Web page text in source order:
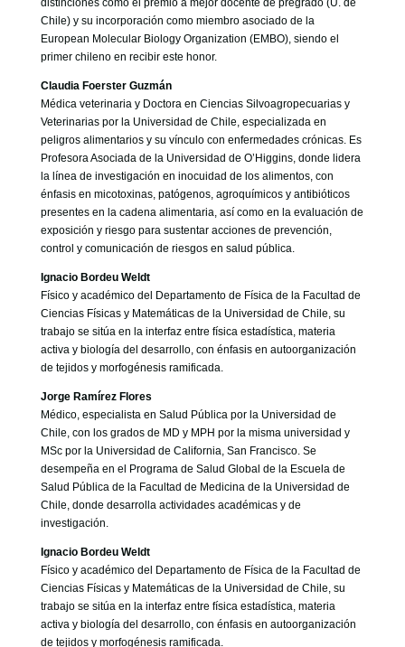
distinciones como el premio a mejor docente de pregrado (U. de
Chile) y su incorporación como miembro asociado de la
European Molecular Biology Organization (EMBO), siendo el
primer chileno en recibir este honor.
Claudia Foerster Guzmán
Médica veterinaria y Doctora en Ciencias Silvoagropecuarias y
Veterinarias por la Universidad de Chile, especializada en
peligros alimentarios y su vínculo con enfermedades crónicas. Es
Profesora Asociada de la Universidad de O’Higgins, donde lidera
la línea de investigación en inocuidad de los alimentos, con
énfasis en micotoxinas, patógenos, agroquímicos y antibióticos
presentes en la cadena alimentaria, así como en la evaluación de
exposición y riesgo para sustentar acciones de prevención,
control y comunicación de riesgos en salud pública.
Ignacio Bordeu Weldt
Físico y académico del Departamento de Física de la Facultad de
Ciencias Físicas y Matemáticas de la Universidad de Chile, su
trabajo se sitúa en la interfaz entre física estadística, materia
activa y biología del desarrollo, con énfasis en autoorganización
de tejidos y morfogénesis ramificada.
Jorge Ramírez Flores
Médico, especialista en Salud Pública por la Universidad de
Chile, con los grados de MD y MPH por la misma universidad y
MSc por la Universidad de California, San Francisco. Se
desempeña en el Programa de Salud Global de la Escuela de
Salud Pública de la Facultad de Medicina de la Universidad de
Chile, donde desarrolla actividades académicas y de
investigación.
Ignacio Bordeu Weldt
Físico y académico del Departamento de Física de la Facultad de
Ciencias Físicas y Matemáticas de la Universidad de Chile, su
trabajo se sitúa en la interfaz entre física estadística, materia
activa y biología del desarrollo, con énfasis en autoorganización
de tejidos y morfogénesis ramificada.